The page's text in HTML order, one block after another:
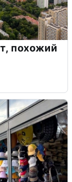
похожий